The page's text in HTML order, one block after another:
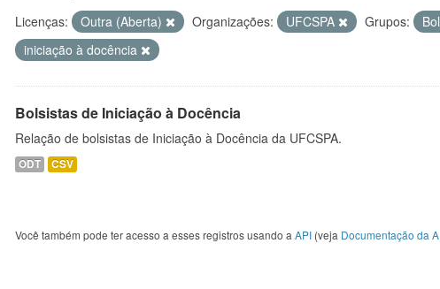
Licenças: Outra (Aberta) Organizações: UFCSPA Grupos:
iniciação à docência
Bolsistas de Iniciação à Docência
Relação de bolsistas de Iniciação à Docência da UFCSPA.
ODT CSV
Você também pode ter acesso a esses registros usando a API (veja Documentação da